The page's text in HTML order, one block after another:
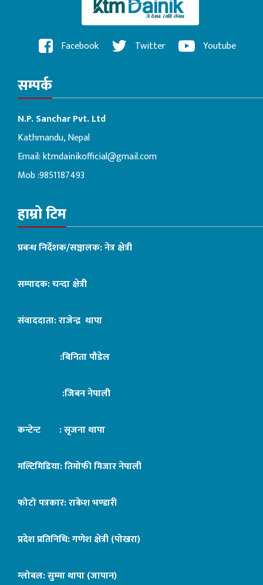
Facebook Twitter Youtube
सम्पर्क
N.P. Sanchar Pvt. Ltd
Kathmandu, Nepal
Email:ktmdainikofficial@gmail.com
Mob :9851187493
हाम्रो टिम
प्रबन्ध निर्देशक/सञ्चालक: नेत्र क्षेत्री
सम्पादक: चन्दा क्षेत्री
संवाददाता: राजेन्द्र थापा
:बिनिता पौडेल
:जिबन नेपाली
कन्टेन्ट : सृजना थापा
मल्टिमिडिया: तिमोफी मिजार नेपाली
फोटो पत्रकार: राकेश भण्डारी
प्रदेश प्रतिनिधि: गणेश क्षेत्री (पोखरा)
ग्लोबल: सुम्मा थापा (जापान)